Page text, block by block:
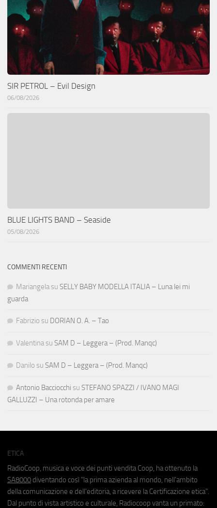
SIR PETROL – Evil Design
06/08/2026
BLUE LIGHTS BAND – Seaside
05/08/2026
COMMENTI RECENTI
Mariangela su SELLY BABY MODELLA ITALIA – Luna lei mi
guarda
Fabrizio su DORIAN O. A. – Tao
Valentina su SAM D – Leggera – (Prod. Manqc)
Danilo su SAM D – Leggera – (Prod. Manqc)
Antonio Bacciocchi su STEFANO SPAZZI / IVANO MAGI
GALLUZZI – Una rotonda per amare
ETICA
RadioCoop, musica e voce dei punti vendita Coop, ha ottenuto la
SA8000 diventando così "la prima azienda al mondo, nell'ambito
della comunicazione e dell'editoria, a ricevere la Certificazione etica".
Dal punto di vista artistico e culturale, Radiocoop vanta un primato: